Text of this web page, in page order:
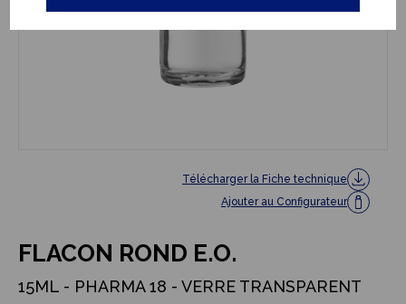
Télécharger la Fiche technique
Ajouter au Configurateur
FLACON ROND E.O.
15ML - PHARMA 18 - VERRE TRANSPARENT